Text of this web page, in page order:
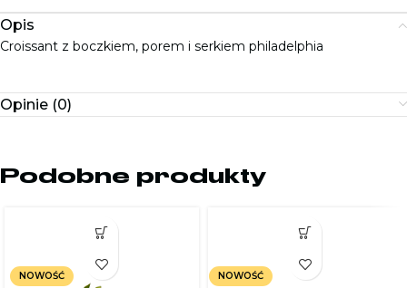
Opis
Croissant z boczkiem, porem i serkiem philadelphia
Opinie (0)
Podobne produkty
NOWOŚĆ NOWOŚĆ